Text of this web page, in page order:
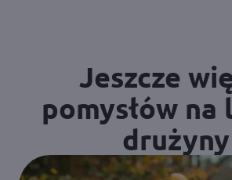
Jeszcze
pomysłów na
drużyny